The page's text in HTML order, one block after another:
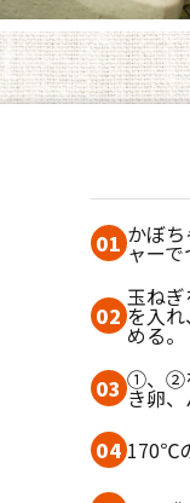
01 かぼ
ャーで
02
玉ね
を入
める。
03 ①、②
き卵
04 170℃